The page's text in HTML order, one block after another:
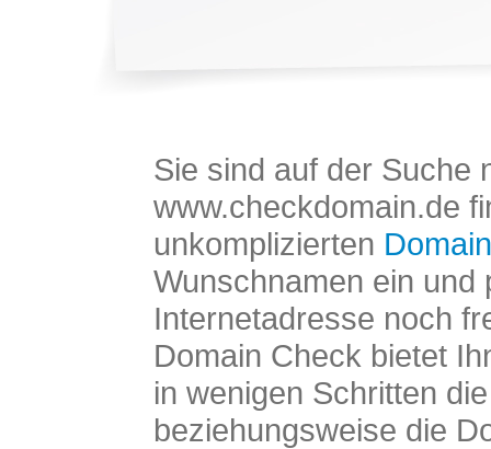
Sie sind auf der Suche
www.checkdomain.de
unkomplizierten
Wunschnamen ein und
Internetadresse noch
Domain Check bietet
in wenigen Schritten
beziehungsweise die